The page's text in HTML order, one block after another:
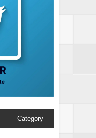
Category